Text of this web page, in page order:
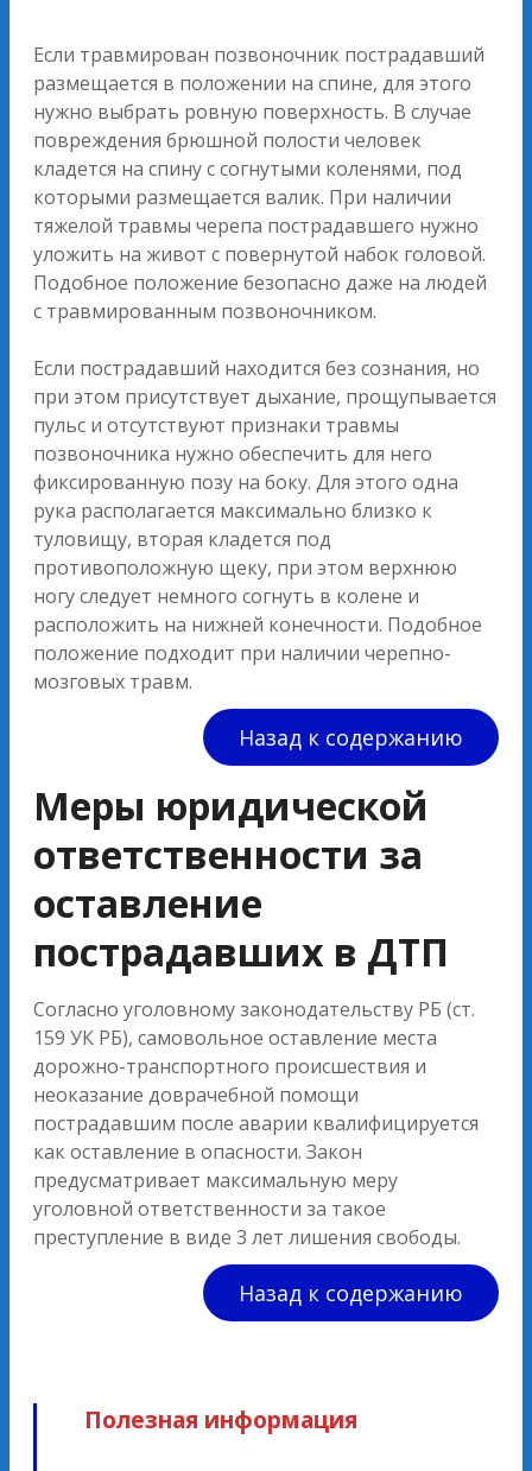
Если травмирован позвоночник пострадавший
размещается в положении на спине, для этого
нужно выбрать ровную поверхность. В случае
повреждения брюшной полости человек
кладется на спину с согнутыми коленями, под
которыми размещается валик. При наличии
тяжелой травмы черепа пострадавшего нужно
уложить на живот с повернутой набок головой.
Подобное положение безопасно даже на людей
с травмированным позвоночником.
Если пострадавший находится без сознания, но
при этом присутствует дыхание, прощупывается
пульс и отсутствуют признаки травмы
позвоночника нужно обеспечить для него
фиксированную позу на боку. Для этого одна
рука располагается максимально близко к
туловищу, вторая кладется под
противоположную щеку, при этом верхнюю
ногу следует немного согнуть в колене и
расположить на нижней конечности. Подобное
положение подходит при наличии черепно-
мозговых травм.
Назад к содержанию
Меры юридической
ответственности за
оставление
пострадавших в ДТП
Согласно уголовному законодательству РБ (ст.
159 УК РБ), самовольное оставление места
дорожно-транспортного происшествия и
неоказание доврачебной помощи
пострадавшим после аварии квалифицируется
как оставление в опасности. Закон
предусматривает максимальную меру
уголовной ответственности за такое
преступление в виде 3 лет лишения свободы.
Назад к содержанию
Полезная информация